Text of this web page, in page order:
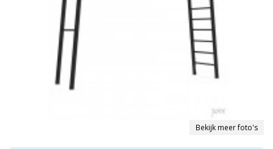
Bekijk meer foto's